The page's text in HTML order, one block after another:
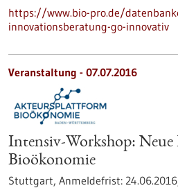
https://www.bio-pro.de/
innovationsberatung-go-innovativ
Veranstaltung - 07.07.2016
Intensiv-Workshop:
Bioökonomie
Stuttgart, Anmeldefrist: